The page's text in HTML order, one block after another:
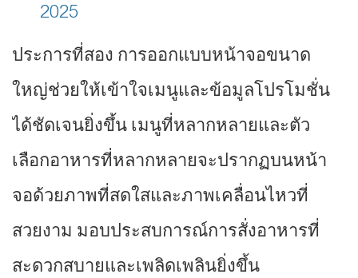
2025
ประการที่สอง การออกแบบหน้าจอขนาด
ใหญ่ช่วยให้เข้าใจเมนูและข้อมูลโปรโมชั่น
ได้ชัดเจนยิ่งขึ้น เมนูที่หลากหลายและตัว
เลือกอาหารที่หลากหลายจะปรากฏบนหน้า
จอด้วยภาพที่สดใสและภาพเคลื่อนไหวที่
สวยงาม มอบประสบการณ์การสั่งอาหารที่
สะดวกสบายและเพลิดเพลินยิ่งขึ้น